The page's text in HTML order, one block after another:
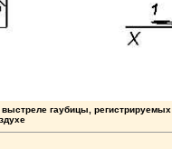
гаубицы,